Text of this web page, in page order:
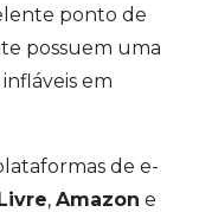
ponto de
possuem uma
em
de e-
, Amazon e